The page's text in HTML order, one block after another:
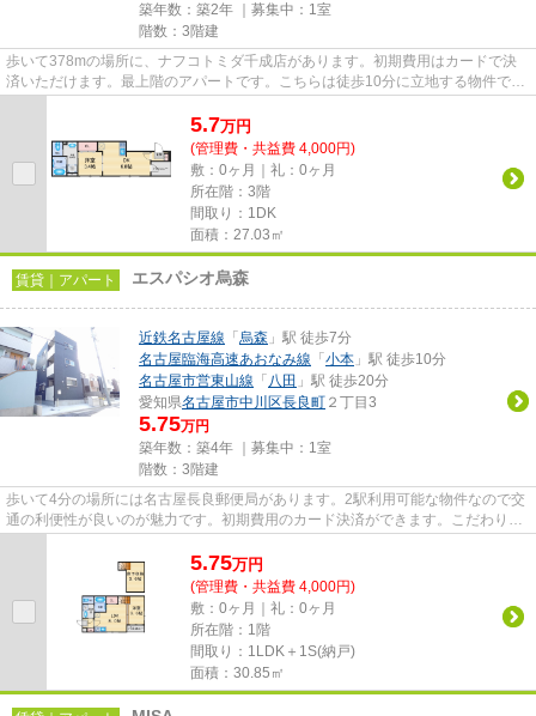
築年数：築2年 ｜募集中： 1室
階数：3階建
歩いて378mの場所に、ナフコトミダ千成店があります。初期費用はカードで決
済いただけます。最上階のアパートです。こちらは徒歩10分に立地する物件で
5.7万円
(管理費・共益費 4,000円)
敷：0ヶ月｜礼：0ヶ月
所在階：3階
間取り：1DK
面積：27.03㎡
賃貸｜アパート エスパシオ烏森
近鉄名古屋線 「 烏森 」駅 徒歩7分
名古屋臨海高速あおなみ線 「 小本 」駅 徒歩10分
名古屋市営東山線 「 八田 」駅 徒歩20分
愛知県名古屋市中川区長良町 ２丁目3
5.75万円
築年数：築4年 ｜募集中： 1室
階数：3階建
歩いて4分の場所には名古屋長良郵便局があります。2駅利用可能な物件なので交
通の利便性が良いのが魅力です。初期費用のカード決済ができます。こだわりの
5.75万円
(管理費・共益費 4,000円)
敷：0ヶ月｜礼：0ヶ月
所在階：1階
間取り：1LDK＋1S(納戸)
面積：30.85㎡